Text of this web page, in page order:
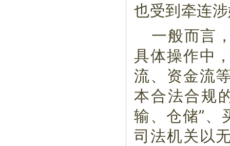
也受到牵连
一般而言
具体操作中
流、资金流
本合法合规
输、仓储”、
司法机关以